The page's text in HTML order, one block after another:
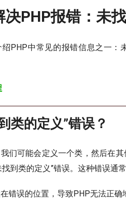
决PHP报错：未
PHP中常见的报错信息之一：
类的定义”错误？
们可能会定义一个类，然后在
到类的定义”错误。这种错误通
错误的位置，导致PHP无法正确